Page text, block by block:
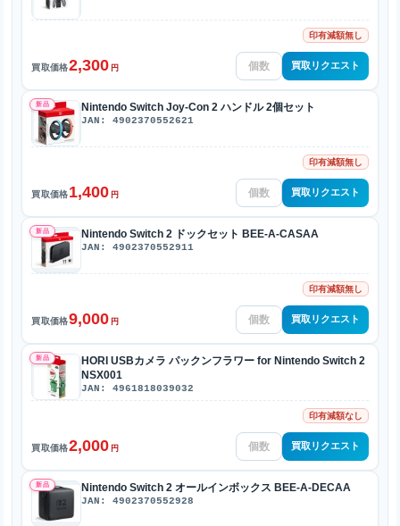
印有減額無し
買取価格2,300 円 買取リクエスト
新品 Nintendo Switch Joy-Con 2 ハンドル 2個セット
JAN: 4902370552621
印有減額無し
買取価格1,400 円 買取リクエスト
新品 Nintendo Switch 2 ドックセット BEE-A-CASAA
JAN: 4902370552911
印有減額無し
買取価格9,000 円 買取リクエスト
新品
HORI USBカメラ パックンフラワー for Nintendo Switch 2
NSX001
JAN: 4961818039032
印有減額なし
買取価格2,000 円 買取リクエスト
新品 Nintendo Switch 2 オールインボックス BEE-A-DECAA
JAN: 4902370552928